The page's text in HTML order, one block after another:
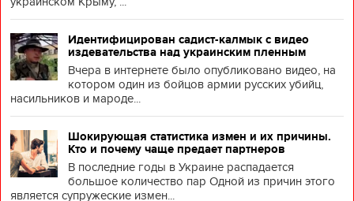
Идентифицирован садист-калмык с видео
издевательства над украинским пленным
Вчера в интернете было опубликовано видео, на
котором один из бойцов армии русских убийц,
насильников и мароде...
Шокирующая статистика измен и их причины.
Кто и почему чаще предает партнеров
В последние годы в Украине распадается
большое количество пар Одной из причин этого
является супружеские измен...